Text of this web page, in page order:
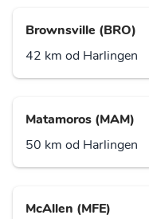
Brownsville (BRO)
42 km od Harlingen
Matamoros (MAM)
50 km od Harlingen
McAllen (MFE)